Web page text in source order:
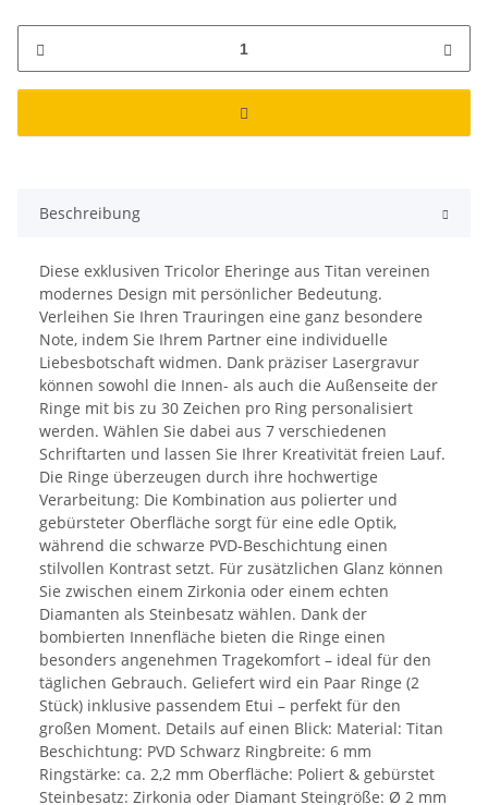
Beschreibung
Diese exklusiven Tricolor Eheringe aus Titan vereinen
modernes Design mit persönlicher Bedeutung.
Verleihen Sie Ihren Trauringen eine ganz besondere
Note, indem Sie Ihrem Partner eine individuelle
Liebesbotschaft widmen. Dank präziser Lasergravur
können sowohl die Innen- als auch die Außenseite der
Ringe mit bis zu 30 Zeichen pro Ring personalisiert
werden. Wählen Sie dabei aus 7 verschiedenen
Schriftarten und lassen Sie Ihrer Kreativität freien Lauf.
Die Ringe überzeugen durch ihre hochwertige
Verarbeitung: Die Kombination aus polierter und
gebürsteter Oberfläche sorgt für eine edle Optik,
während die schwarze PVD-Beschichtung einen
stilvollen Kontrast setzt. Für zusätzlichen Glanz können
Sie zwischen einem Zirkonia oder einem echten
Diamanten als Steinbesatz wählen. Dank der
bombierten Innenfläche bieten die Ringe einen
besonders angenehmen Tragekomfort – ideal für den
täglichen Gebrauch. Geliefert wird ein Paar Ringe (2
Stück) inklusive passendem Etui – perfekt für den
großen Moment. Details auf einen Blick: Material: Titan
Beschichtung: PVD Schwarz Ringbreite: 6 mm
Ringstärke: ca. 2,2 mm Oberfläche: Poliert & gebürstet
Steinbesatz: Zirkonia oder Diamant Steingröße: Ø 2 mm